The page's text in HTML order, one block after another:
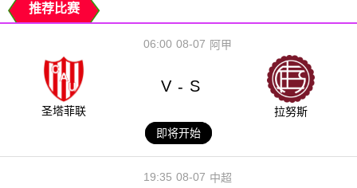
推荐比赛
08-07
06:00 阿甲
圣塔菲联
V - S
拉努斯
即将开始
08-07
19:35 中超